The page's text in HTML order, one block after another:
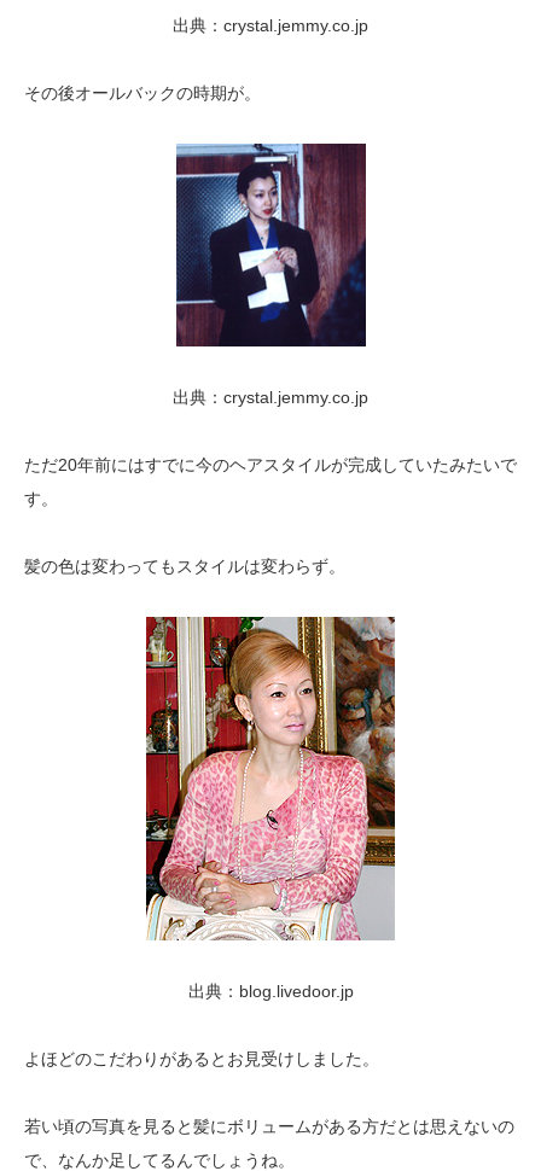
出典：crystal.jemmy.co.jp
その後オールバックの時期が。
出典：crystal.jemmy.co.jp
ただ20年前にはすでに今のヘアスタイルが完成していたみたいで
す。
髪の色は変わってもスタイルは変わらず。
出典：blog.livedoor.jp
よほどのこだわりがあるとお見受けしました。
若い頃の写真を見ると髪にボリュームがある方だとは思えないの
で、なんか足してるんでしょうね。